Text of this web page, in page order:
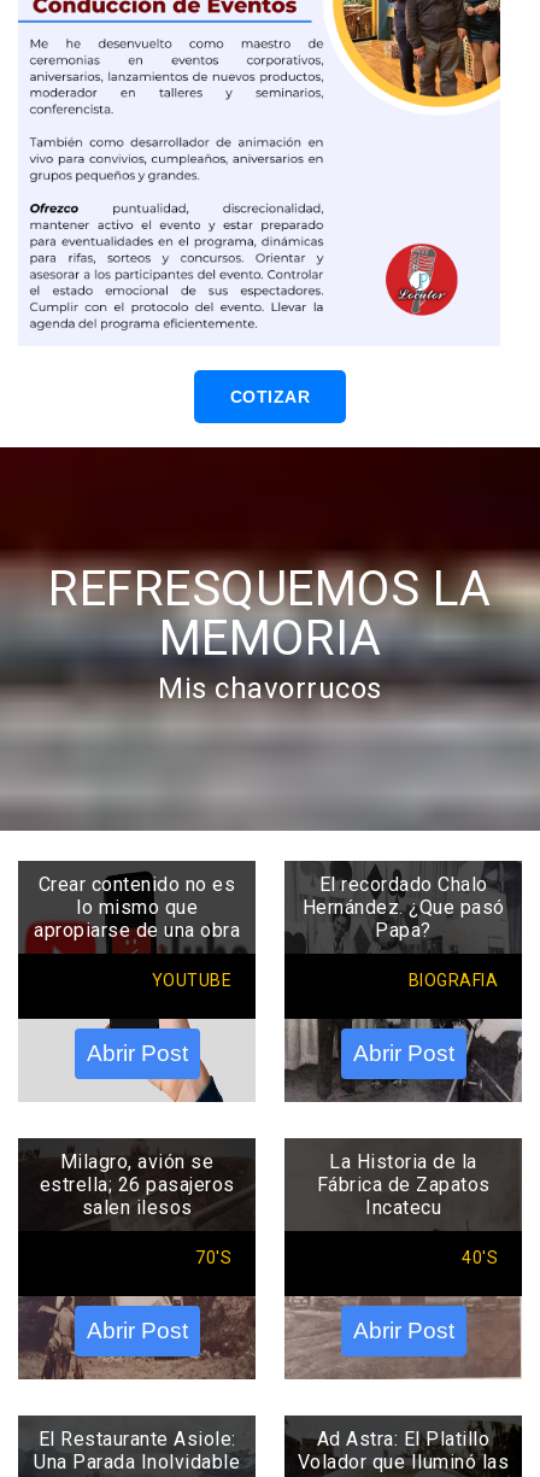
COTIZAR
REFRESQUEMOS LA
MEMORIA
Mis chavorrucos
Crear contenido no es
lo mismo que
apropiarse de una obra
YOUTUBE
Abrir Post
El recordado Chalo
Hernández. ¿Que pasó
Papa?
BIOGRAFIA
Abrir Post
Milagro, avión se
estrella; 26 pasajeros
salen ilesos
70'S
Abrir Post
La Historia de la
Fábrica de Zapatos
Incatecu
40'S
Abrir Post
El Restaurante Asiole:
Una Parada Inolvidable
Ad Astra: El Platillo
Volador que Iluminó las